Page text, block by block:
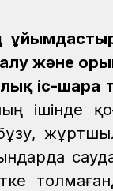
және
шара
ішінде